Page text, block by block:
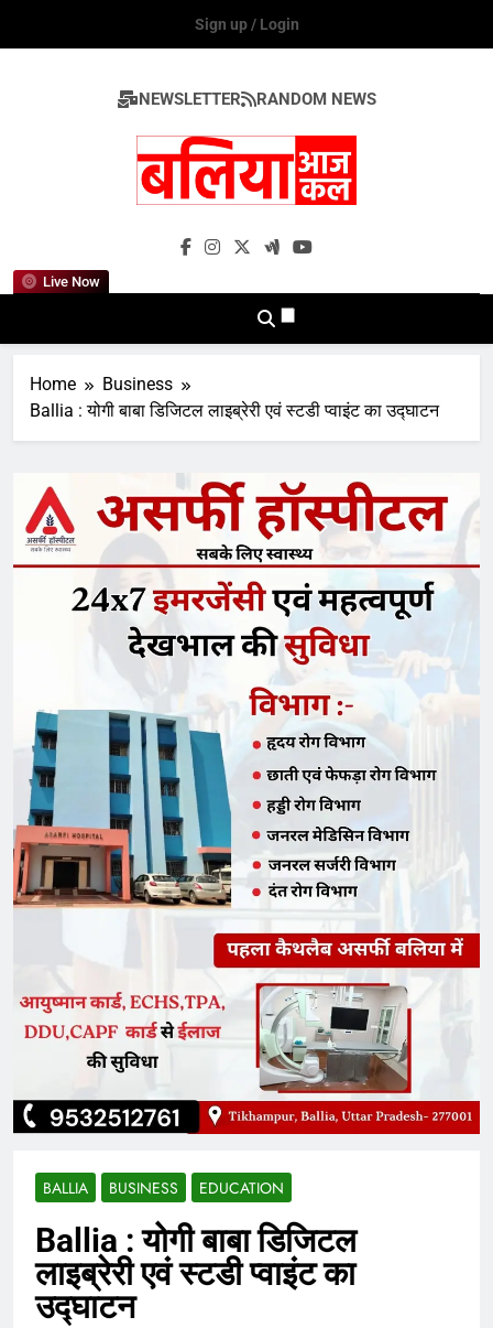
Sign up / Login
NEWSLETTER RANDOM NEWS
Live Now
Ballia Aaj Kal
Home
Business
Ballia : योगी बाबा डिजिटल लाइब्रेरी एवं स्टडी प्वाइंट का उद्घाटन
BALLIA BUSINESS EDUCATION
Ballia : योगी बाबा डिजिटल
लाइब्रेरी एवं स्टडी प्वाइंट का
उद्घाटन